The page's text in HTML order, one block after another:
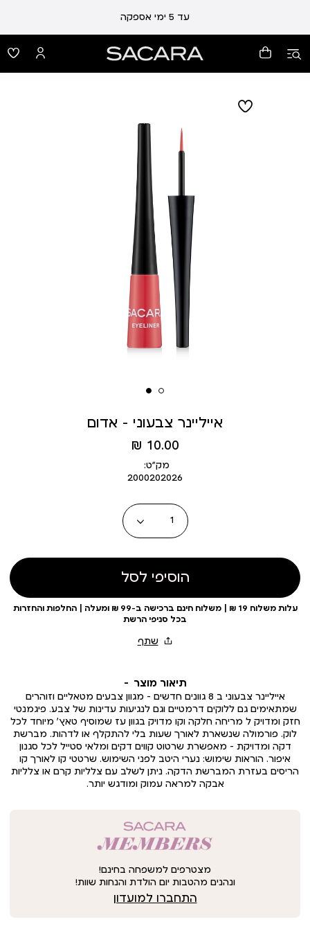
עד 5 ימי אספקה
אייליינר צבעוני - אדום
מחיר
מוצר
10.00 ₪
מק״ט:
2000202026
כמות
הוסיפי לסל
עלות משלוח 19 ₪ | משלוח חינם ברכישה ב-99 ₪ ומעלה | החלפות והחזרות
בכל סניפי הרשת
תיאור מוצר
אייליינר צבעוני ב 8 גוונים חדשים - מגוון צבעים מטאליים וזוהרים
שמתאימים גם ללוקים דרמטיים וגם לנגיעות עדינות של צבע. פיגמנטי
חזק ומדויק ל מריחה חלקה וקו מדויק בגוון עז שמוסיף טאץ’ מיוחד לכל
לוק. פורמולה שנשארת לאורך שעות בלי להתקלף או לדהות. מברשת
דקה ומדויקת – מאפשרת שרטוט קווים דקים ומלאי סטייל לכל סגנון
איפור. הוראות שימוש: נערי היטב לפני השימוש. שרטטי קו לאורך קו
הריסים בעזרת המברשת הדקה. ניתן לשלב עם צלליות קרם או צלליות
אבקה למראה עמוק ומודגש יותר.
מצטרפים למשפחה בחינם!
ונהנים מהטבות יום הולדת והנחות שוות!
התחברו למועדון